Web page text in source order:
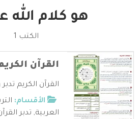
هو كلام الله
الكتب 1
القرآن
القرآن الكريم
الأقسام:
العربية, تدبر